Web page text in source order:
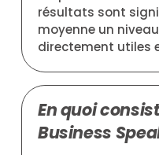
résultats sont
moyenne un
directement utiles
En quoi
Business